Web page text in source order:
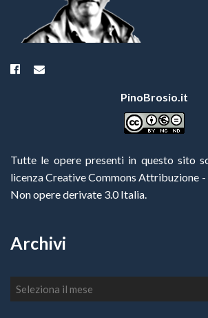
PinoBrosio.it
Tutte le opere presenti in questo sito
licenza Creative Commons Attribuzione
Non opere derivate 3.0 Italia.
Archivi
Archivi